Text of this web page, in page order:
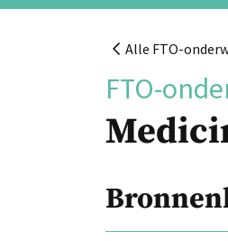
Alle FTO-
FTO-